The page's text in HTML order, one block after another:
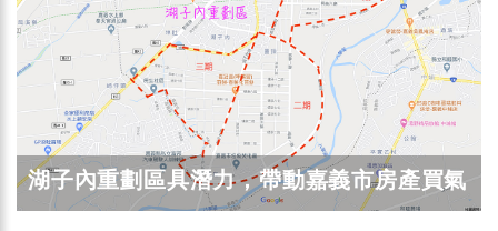
湖子內重劃區具潛力，帶動嘉義市房產買氣